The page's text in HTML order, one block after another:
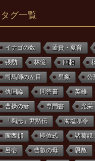
タグ一覧
イナゴの数 孟賁・夏育
張勲 林億 四相
司馬師の左目 皇象 公
仇国論 問答書 英雄
曹操の妻 専門書 光栄
「蜀志」尹黙伝 海塩県令
隴西郡 即位式 諸葛靚
呂壱 曹叡の母 恩赦